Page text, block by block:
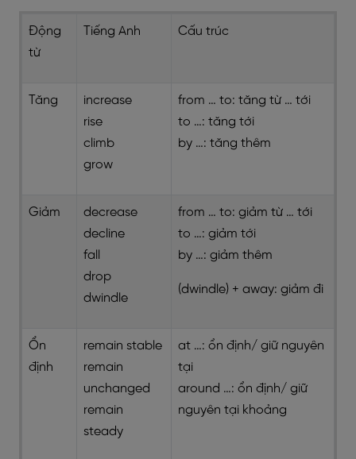
Động
từ
Tiếng Anh Cấu trúc
Tăng
increase
rise
climb
grow
from … to: tăng từ … tới
to …: tăng tới
by …: tăng thêm
Giảm
decrease
decline
fall
drop
dwindle
from … to: giảm từ … tới
to …: giảm tới
by …: giảm thêm
(dwindle) + away: giảm đi
Ổn
định
remain stable
remain
unchanged
remain
steady
at …: ổn định/ giữ nguyên
tại
around …: ổn định/ giữ
nguyên tại khoảng